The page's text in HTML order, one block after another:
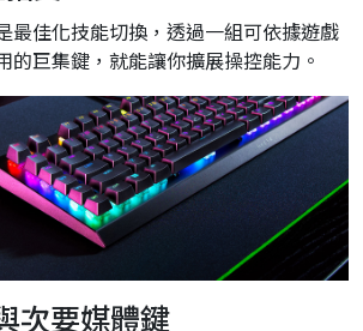
最佳化技能切換，透過一組可依據遊戲
的巨集鍵，就能讓你擴展操控能力。
次要媒體鍵